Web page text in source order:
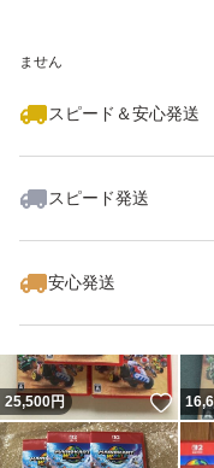
ません
スピード＆安心発送
スピード発送
安心発送
25,500円 い